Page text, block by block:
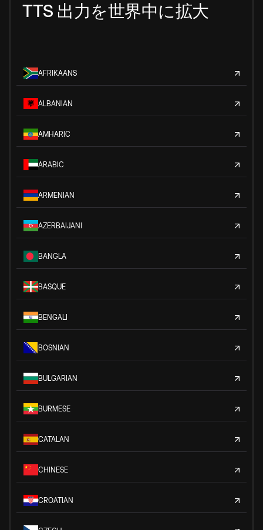
TTS 出力を世界中に拡大
AFRIKAANS
ALBANIAN
AMHARIC
ARABIC
ARMENIAN
AZERBAIJANI
BANGLA
BASQUE
BENGALI
BOSNIAN
BULGARIAN
BURMESE
CATALAN
CHINESE
CROATIAN